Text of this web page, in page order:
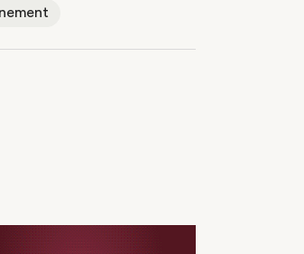
link naar artikel